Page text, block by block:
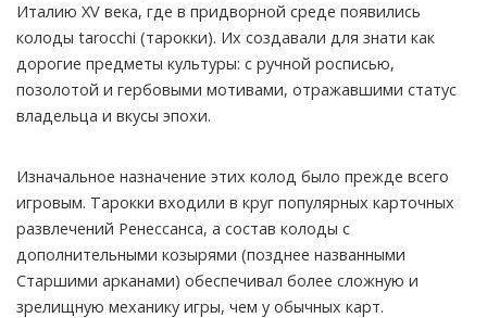
Италию XV века, где в придворной среде появились
колоды tarocchi (тарокки). Их создавали для знати как
дорогие предметы культуры: с ручной росписью,
позолотой и гербовыми мотивами, отражавшими статус
владельца и вкусы эпохи.
Изначальное назначение этих колод было прежде всего
игровым. Тарокки входили в круг популярных карточных
развлечений Ренессанса, а состав колоды с
дополнительными козырями (позднее названными
Старшими арканами) обеспечивал более сложную и
зрелищную механику игры, чем у обычных карт.